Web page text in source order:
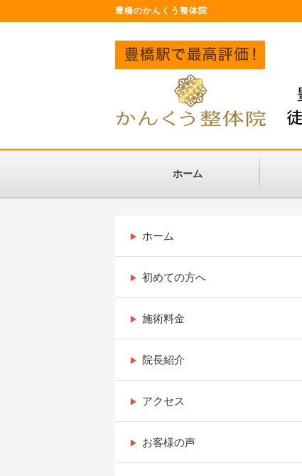
豊橋のかんくう整体院
ホーム
ホーム
初めての方へ
施術料金
院長紹介
アクセス
お客様の声